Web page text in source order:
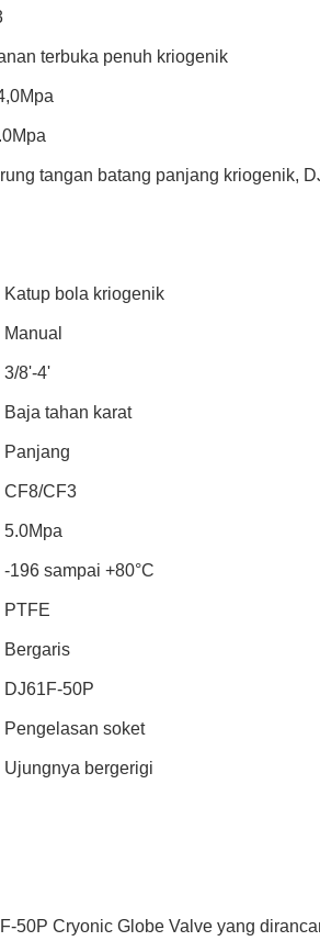
terbuka penuh kriogenik
tangan batang panjang kriogenik,
Katup bola kriogenik
Manual
3/8'-4'
Baja tahan karat
Panjang
CF8/CF3
5.0Mpa
-196 sampai +80°C
PTFE
Bergaris
DJ61F-50P
Pengelasan soket
Ujungnya bergerigi
50P Cryonic Globe Valve yang